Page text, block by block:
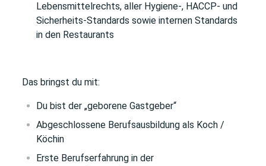
Lebensmittelrechts, aller Hygiene-, HACCP- und
Sicherheits-Standards sowie internen Standards
in den Restaurants
Das bringst du mit:
Du bist der „geborene Gastgeber“
Abgeschlossene Berufsausbildung als Koch /
Köchin
Erste Berufserfahrung in der